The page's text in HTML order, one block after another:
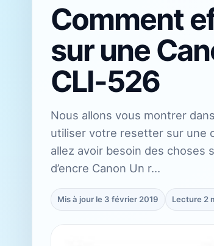
Comment
sur une
CLI-526
Nous allons vous montrer
utiliser votre resetter sur une
allez avoir besoin des choses
d’encre Canon Un r…
Mis à jour le 3 février 2019 Lecture 2